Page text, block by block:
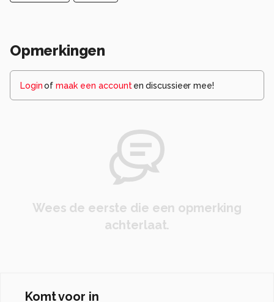
Opmerkingen
Loginof maak een account en discussieer mee!
Wees de eerste die een opmerking
achterlaat.
Komt voor in